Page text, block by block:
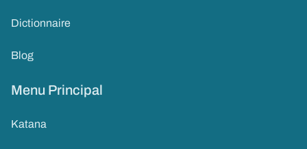
Dictionnaire
Blog
Menu Principal
Katana